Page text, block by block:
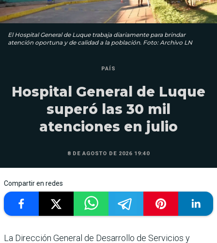
El Hospital General de Luque trabaja diariamente para brindar
atención oportuna y de calidad a la población. Foto: Archivo LN
PAÍS
Hospital General de Luque
superó las 30 mil
atenciones en julio
8 DE AGOSTO DE 2026 19:40
Compartir en redes
La Dirección General de Desarrollo de Servicios y